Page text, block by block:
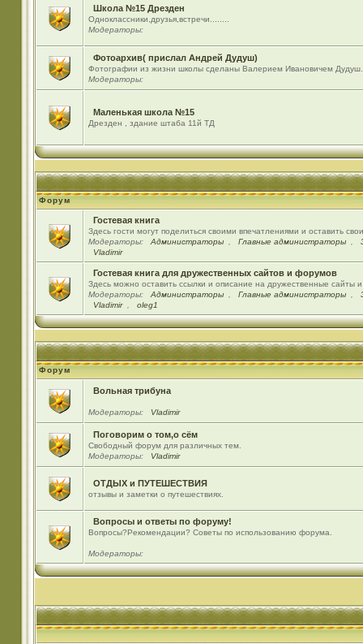
Школа №15 Дрезден
Одноклассники,друзья,встречи........
Модераторы:
Фотоархив( прислал Андрей Дудуш)
Фотографии из жизни школы сделаны Валерием Ивановичем Дудуш.
Модераторы:
Маленькая школа №15
Дрезден , здание штаба 11й ТД
Форум
Гостевая книга
Здесь гости могут поделиться своими впечатлениями и оставить
Модераторы:
Администраторы Главные администраторы
Vladimir
Гостевая книга для дружественных сайтов и форумов
Здесь можно оставить ссылки и описание на дружественные сайты
Модераторы:
Администраторы Главные администраторы
Vladimir
oleg1
Форум
Вольная трибуна
Модераторы: Vladimir
Поговорим о том,о сём
Свободный форум для различных тем.
Модераторы:
Vladimir
ОТДЫХ и ПУТЕШЕСТВИЯ
отзывы и заметки о путешествиях.
Вопросы и ответы по форуму!
Вопросы?Рекомендации? Советы по использованию форума.
Модераторы: